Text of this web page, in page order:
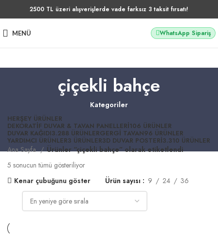
2500 TL üzeri alışverişlerde vade farksız 3 taksit fırsatı!
MENÜ WhatsApp Sipariş
çiçekli bahçe
Kategoriler
HERŞEY ÜRÜNLER
DEKORATIF DUVAR & TAVAN PANELLERI106 ÜRÜNLER
DUVAR KAĞIDI3.288 ÜRÜNLERGERGI TAVAN96 ÜRÜNLER
YARDIMCI ÜRÜNLER3 ÜRÜNLER3D DUVAR POSTERI3.310 ÜRÜNLER
Ana Sayfa
Ürünler “çiçekli bahçe” olarak etiketlendi
5 sonucun tümü gösteriliyor
Kenar çubuğunu göster
Ürün sayısı 9 24 36